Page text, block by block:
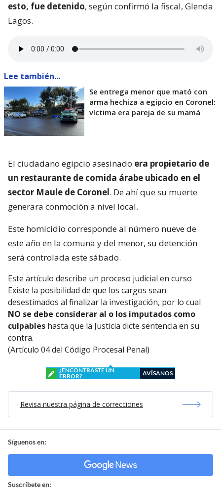
esto, fue detenido, según confirmó la fiscal, Glenda
Lagos.
Lee también...
Se entrega menor que mató con
arma hechiza a egipcio en Coronel:
víctima era pareja de su mamá
El ciudadano egipcio asesinado era propietario de
un restaurante de comida árabe ubicado en el
sector Maule de Coronel. De ahí que su muerte
generara conmoción a nivel local.
Este homicidio corresponde al número nueve de
este año en la comuna y del menor, su detención
será controlada este sábado.
Este artículo describe un proceso judicial en curso
Existe la posibilidad de que los cargos sean
desestimados al finalizar la investigación, por lo cual
NO se debe considerar al o los imputados como
culpables hasta que la Justicia dicte sentencia en su
contra.
(Artículo 04 del Código Procesal Penal)
¿ENCONTRASTE UN
ERROR?
AVÍSANOS
Revisa nuestra página de correcciones
Síguenos en:
Suscríbete en: